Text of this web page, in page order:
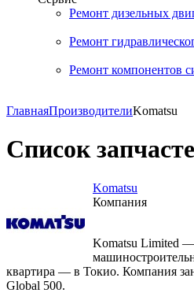
Ремонт дизельных
Ремонт
Ремонт компонентов
ГлавнаяПроизводителиKomatsu
Список
Komatsu
Компания
Komatsu Limited —
квартира — в Токио. Компания
Global 500.